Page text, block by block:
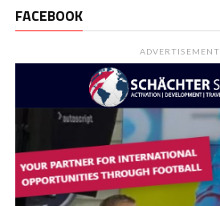
FACEBOOK
ADVERTISEMENT